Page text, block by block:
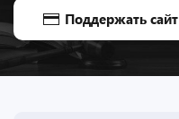
Поддержать сайт